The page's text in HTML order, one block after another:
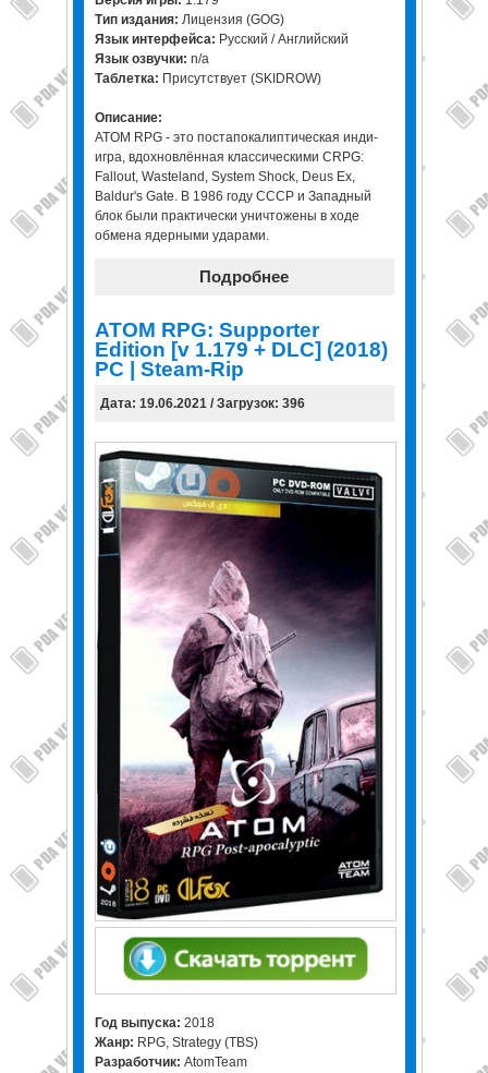
Тип издания: Лицензия (GOG)
Язык интерфейса: Русский / Английский
Язык озвучки: n/a
Таблетка: Присутствует (SKIDROW)
Описание:
ATOM RPG - это постапокалиптическая инди-
игра, вдохновлённая классическими CRPG:
Fallout, Wasteland, System Shock, Deus Ex,
Baldur's Gate. В 1986 году СССР и Западный
блок были практически уничтожены в ходе
обмена ядерными ударами.
Подробнее
ATOM RPG: Supporter
Edition [v 1.179 + DLC] (2018)
PC | Steam-Rip
Дата: 19.06.2021 / Загрузок: 396
Год выпуска: 2018
Жанр: RPG, Strategy (TBS)
Разработчик: AtomTeam